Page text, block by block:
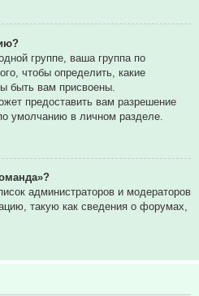
группе, ваша группа по
чтобы определить, какие
быть вам присвоены.
предоставить вам разрешение
умолчанию в личном разделе.
администраторов и модераторов
такую как сведения о форумах,